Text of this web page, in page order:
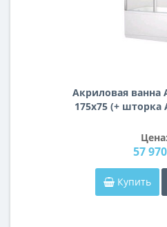
Акриловая ванна
175x75 (+ шторка
Цена:
57
Купить